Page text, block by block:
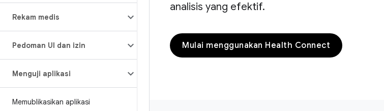
Rekam medis
Pedoman UI dan izin
Menguji aplikasi
Memublikasikan aplikasi
analisis yang efektif.
Mulai menggunakan Health Connect